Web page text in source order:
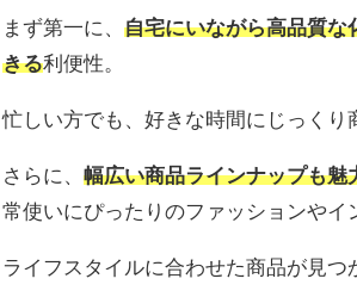
まず第一に、 自宅にいながら高品質な
きる利便性。
忙しい方でも、好きな時間にじっくり
さらに、 幅広い商品ラインナップも魅
常使いにぴったりのファッションやイ
ライフスタイルに合わせた商品が見つ